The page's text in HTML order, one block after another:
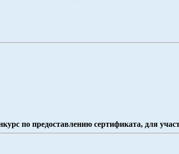
по предоставлению сертификата, для